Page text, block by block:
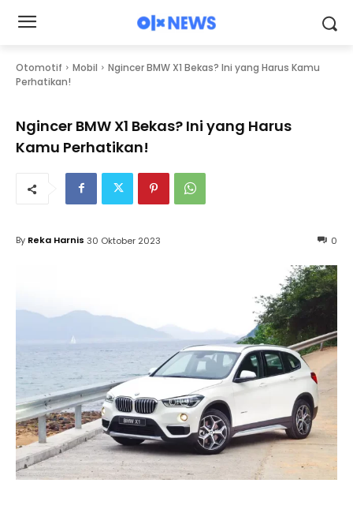
Otomotif Mobil
Ngincer BMW X1 Bekas? Ini yang Harus Kamu
Perhatikan!
Ngincer BMW X1 Bekas? Ini yang Harus
Kamu Perhatikan!
0
By Reka Harnis 30 Oktober 2023